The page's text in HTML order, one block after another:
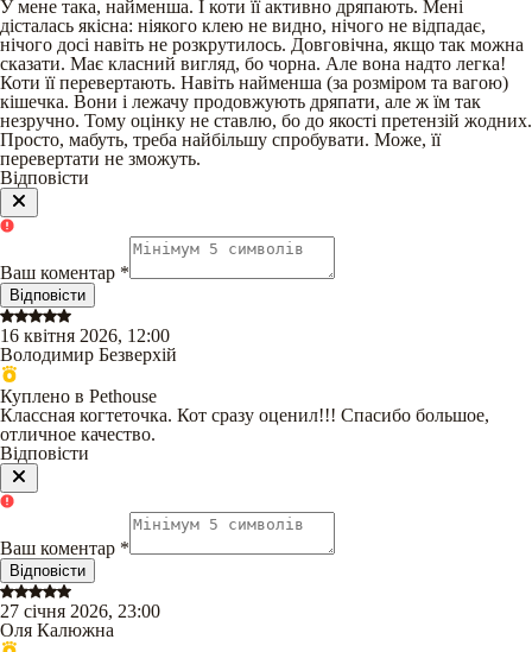
У мене така, найменша. І коти її активно дряпають. Мені
дісталась якісна: ніякого клею не видно, нічого не відпадає,
нічого досі навіть не розкрутилось. Довговічна, якщо так можна
сказати. Має класний вигляд, бо чорна. Але вона надто легка!
Коти її перевертають. Навіть найменша (за розміром та вагою)
кішечка. Вони і лежачу продовжують дряпати, але ж їм так
незручно. Тому оцінку не ставлю, бо до якості претензій жодних.
Просто, мабуть, треба найбільшу спробувати. Може, її
перевертати не зможуть.
Відповісти
Ваш коментар *
Відповісти
16 квітня 2026, 12:00
Володимир Безверхій
Куплено в Pethouse
Классная когтеточка. Кот сразу оценил!!! Спасибо большое,
отличное качество.
Відповісти
Ваш коментар *
Відповісти
27 січня 2026, 23:00
Оля Калюжна